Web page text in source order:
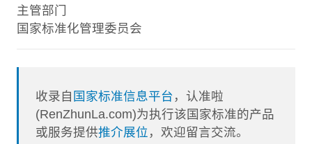
主管部门
国家标准化管理委员会
收录自 国家标准信息平台 ，认准啦
(RenZhunLa.com)为执行该国家标准的产品
或服务提供推介展位 ，欢迎留言交流。